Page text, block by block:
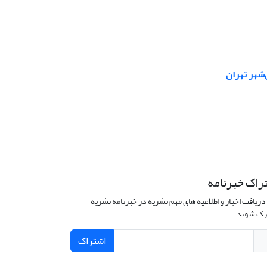
خبرنامه
اخبار و اطلاعیه های مهم نشریه در خبرنامه نشریه
شوید.
اشتراک